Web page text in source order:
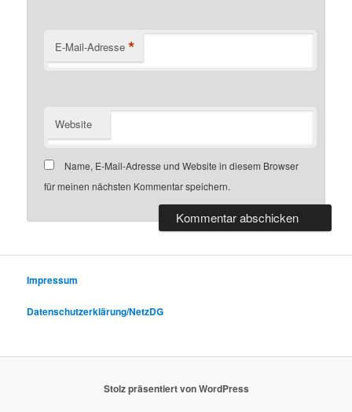
E-Mail-Adresse *
Website
Name, E-Mail-Adresse und Website in diesem Browser
für meinen nächsten Kommentar speichern.
Impressum
Datenschutzerklärung/NetzDG
Stolz präsentiert von WordPress